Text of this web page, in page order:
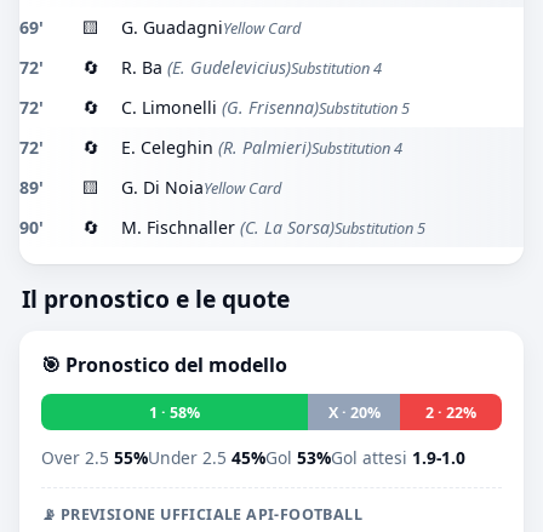
69' 🟨 G. GuadagniYellow Card
72' 🔄 R. Ba (E. Gudelevicius)Substitution 4
72' 🔄 C. Limonelli (G. Frisenna)Substitution 5
72' 🔄 E. Celeghin (R. Palmieri)Substitution 4
89' 🟨 G. Di NoiaYellow Card
90' 🔄 M. Fischnaller (C. La Sorsa)Substitution 5
Il pronostico e le quote
🎯 Pronostico del modello
1 · 58% X · 20% 2 · 22%
Over 2.5 55%Under 2.5 45%Gol 53%Gol attesi 1.9-1.0
📡 PREVISIONE UFFICIALE API-FOOTBALL